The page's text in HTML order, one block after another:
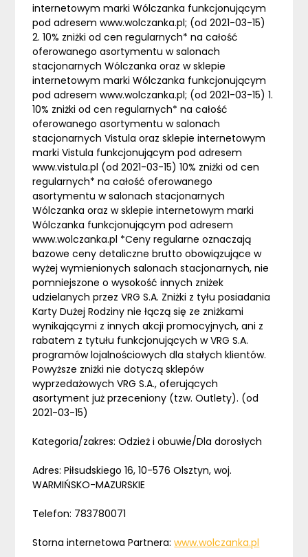
internetowym marki Wólczanka funkcjonującym
pod adresem www.wolczanka.pl; (od 2021-03-15)
2. 10% zniżki od cen regularnych* na całość
oferowanego asortymentu w salonach
stacjonarnych Wólczanka oraz w sklepie
internetowym marki Wólczanka funkcjonującym
pod adresem www.wolczanka.pl; (od 2021-03-15) 1.
10% zniżki od cen regularnych* na całość
oferowanego asortymentu w salonach
stacjonarnych Vistula oraz sklepie internetowym
marki Vistula funkcjonującym pod adresem
www.vistula.pl (od 2021-03-15) 10% zniżki od cen
regularnych* na całość oferowanego
asortymentu w salonach stacjonarnych
Wólczanka oraz w sklepie internetowym marki
Wólczanka funkcjonującym pod adresem
www.wolczanka.pl *Ceny regularne oznaczają
bazowe ceny detaliczne brutto obowiązujące w
wyżej wymienionych salonach stacjonarnych, nie
pomniejszone o wysokość innych zniżek
udzielanych przez VRG S.A. Zniżki z tyłu posiadania
Karty Dużej Rodziny nie łączą się ze zniżkami
wynikającymi z innych akcji promocyjnych, ani z
rabatem z tytułu funkcjonujących w VRG S.A.
programów lojalnościowych dla stałych klientów.
Powyższe zniżki nie dotyczą sklepów
wyprzedażowych VRG S.A., oferujących
asortyment już przeceniony (tzw. Outlety). (od
2021-03-15)
Kategoria/zakres: Odzież i obuwie/Dla dorosłych
Adres: Piłsudskiego 16, 10-576 Olsztyn, woj.
WARMIŃSKO-MAZURSKIE
Telefon: 783780071
Storna internetowa Partnera:www.wolczanka.pl